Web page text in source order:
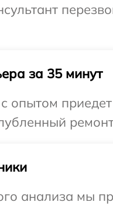
за 35 минут
опытом
анализа мы